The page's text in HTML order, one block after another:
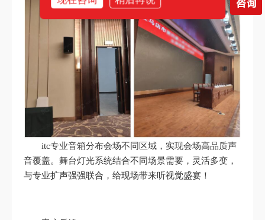
itc专业音箱分布会场不同区域，实现会场高品质声
音覆盖。舞台灯光系统结合不同场景需要，灵活多变，
与专业扩声强强联合，给现场带来听视觉盛宴！